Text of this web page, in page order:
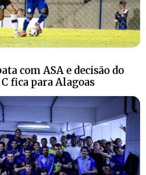
com ASA e decisão do
C fica para Alagoas